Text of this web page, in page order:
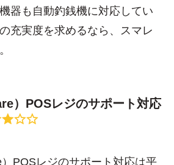
器も自動釣銭機に対応してい
充実度を求めるなら、スマレ
）POSレジのサポート対応
POSレジのサポート対応は平